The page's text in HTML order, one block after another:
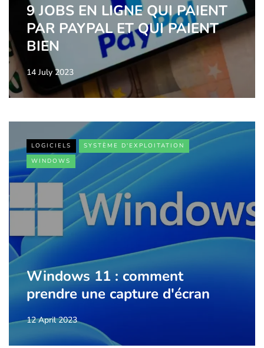
9 JOBS EN LIGNE QUI PAIENT
PAR PAYPAL ET QUI PAIENT
BIEN
14 July 2023
LOGICIELS
SYSTÈME D'EXPLOITATION
WINDOWS
Windows 11 : comment
prendre une capture d'écran
12 April 2023